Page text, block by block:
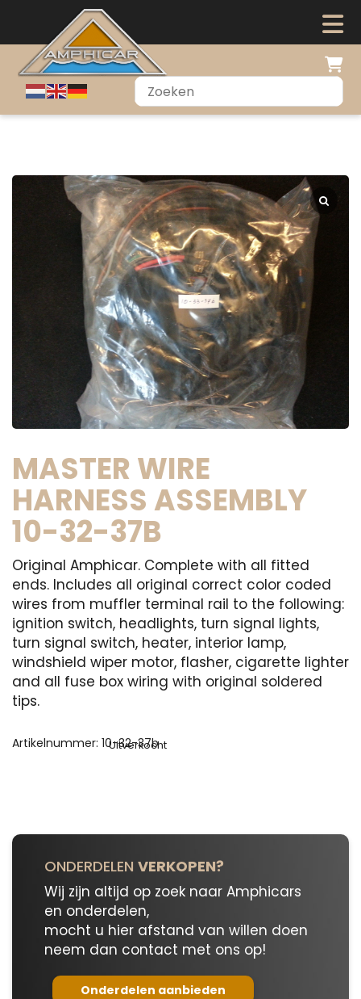
MASTER WIRE
HARNESS ASSEMBLY
10-32-37B
Original Amphicar. Complete with all fitted
ends. Includes all original correct color coded
wires from muffler terminal rail to the following:
ignition switch, headlights, turn signal lights,
turn signal switch, heater, interior lamp,
windshield wiper motor, flasher, cigarette lighter
and all fuse box wiring with original soldered
tips.
Uitverkocht
Artikelnummer: 10-32-37b
ONDERDELEN VERKOPEN?
Wij zijn altijd op zoek naar Amphicars
en onderdelen,
mocht u hier afstand van willen doen
neem dan contact met ons op!
Onderdelen aanbieden